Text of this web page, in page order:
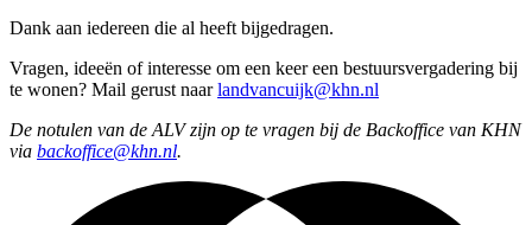
Dank aan iedereen die al heeft bijgedragen.
Vragen, ideeën of interesse om een keer een bestuursvergadering bij
te wonen? Mail gerust naarlandvancuijk@khn.nl
De notulen van de ALV zijn op te vragen bij de Backoffice van KHN
via backoffice@khn.nl.